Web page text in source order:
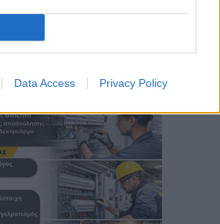
Data Access Privacy Policy